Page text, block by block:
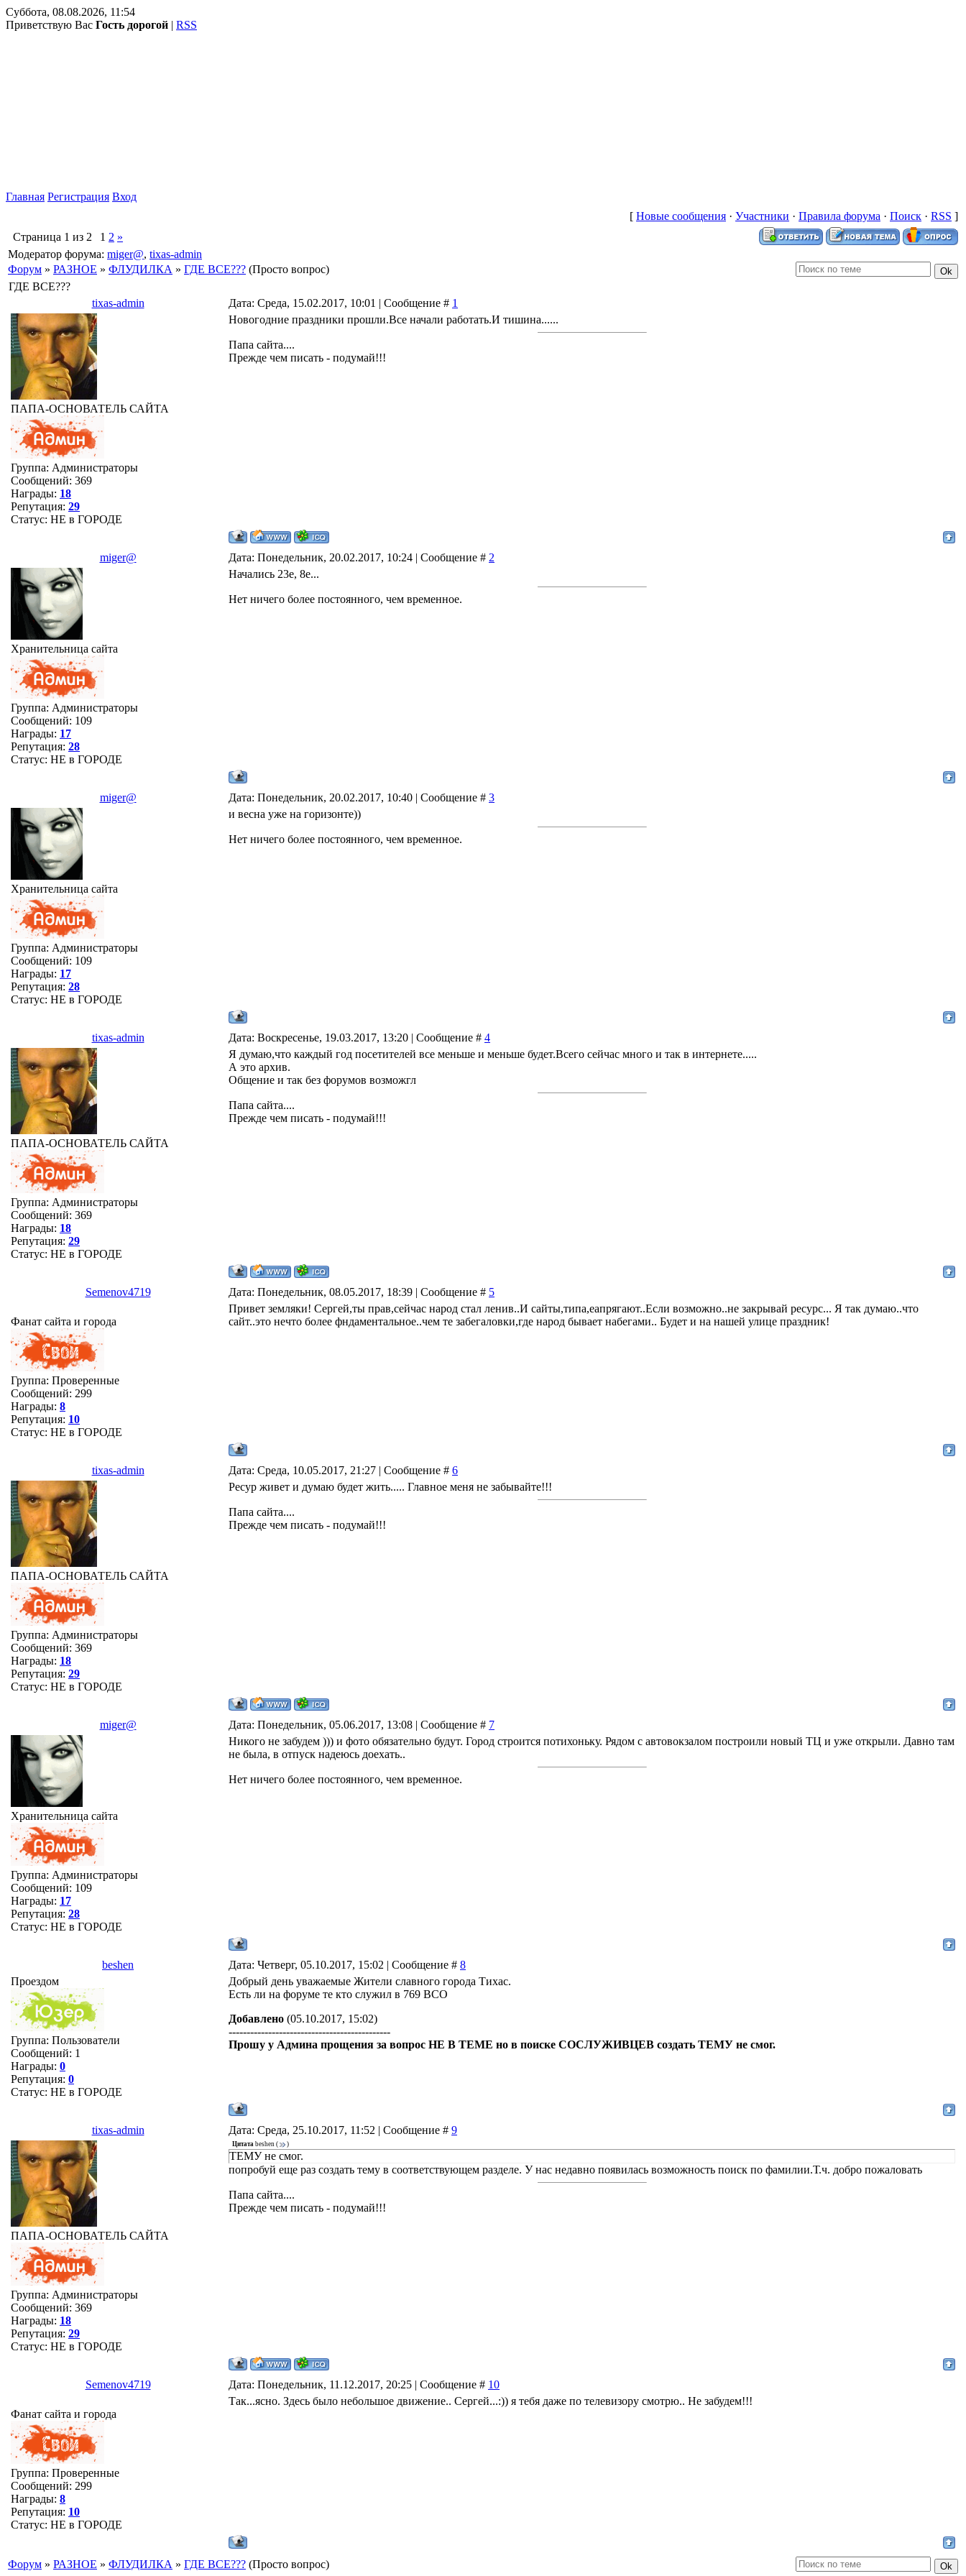
Суббота, 08.08.2026, 11:54
Приветствую Вас Гость дорогой | RSS
Главная Регистрация Вход
[ Новые сообщения · Участники · Правила форума · Поиск · RSS ]
Страница 1 из 2 1 2 »
Модератор форума: miger@, tixas-admin
Форум » РАЗНОЕ » ФЛУДИЛКА » ГДЕ ВСЕ??? (Просто вопрос)
ГДЕ ВСЕ???
tixas-admin
Дата: Среда, 15.02.2017, 10:01 | Сообщение # 1
ПАПА-ОСНОВАТЕЛЬ САЙТА
Группа: Администраторы
Сообщений: 369
Награды: 18
Репутация: 29
Статус: НЕ в ГОРОДЕ
Новогодние праздники прошли.Все начали работать.И тишина......
Папа сайта....
Прежде чем писать - подумай!!!
miger@ Дата: Понедельник, 20.02.2017, 10:24 | Сообщение # 2
Хранительница сайта
Группа: Администраторы
Сообщений: 109
Награды: 17
Репутация: 28
Статус: НЕ в ГОРОДЕ
Начались 23е, 8е...
Нет ничего более постоянного, чем временное.
miger@ Дата: Понедельник, 20.02.2017, 10:40 | Сообщение # 3
Хранительница сайта
Группа: Администраторы
Сообщений: 109
Награды: 17
Репутация: 28
Статус: НЕ в ГОРОДЕ
и весна уже на горизонте))
Нет ничего более постоянного, чем временное.
tixas-admin Дата: Воскресенье, 19.03.2017, 13:20 | Сообщение # 4
ПАПА-ОСНОВАТЕЛЬ САЙТА
Группа: Администраторы
Сообщений: 369
Награды: 18
Репутация: 29
Статус: НЕ в ГОРОДЕ
Я думаю,что каждый год посетителей все меньше и меньше будет.Всего сейчас много и так в интернете.....
А это архив.
Общение и так без форумов возможгл
Папа сайта....
Прежде чем писать - подумай!!!
Semenov4719 Дата: Понедельник, 08.05.2017, 18:39 | Сообщение # 5
Фанат сайта и города
Группа: Проверенные
Сообщений: 299
Награды: 8
Репутация: 10
Статус: НЕ в ГОРОДЕ
Привет земляки! Сергей,ты прав,сейчас народ стал ленив..И сайты,типа,еапрягают..Если возможно..не закрывай ресурс... Я так думаю..что
сайт..это нечто более фндаментальное..чем те забегаловки,где народ бывает набегами.. Будет и на нашей улице праздник!
tixas-admin Дата: Среда, 10.05.2017, 21:27 | Сообщение # 6
ПАПА-ОСНОВАТЕЛЬ САЙТА
Группа: Администраторы
Сообщений: 369
Награды: 18
Репутация: 29
Статус: НЕ в ГОРОДЕ
Ресур живет и думаю будет жить..... Главное меня не забывайте!!!
Папа сайта....
Прежде чем писать - подумай!!!
miger@ Дата: Понедельник, 05.06.2017, 13:08 | Сообщение # 7
Хранительница сайта
Группа: Администраторы
Сообщений: 109
Награды: 17
Репутация: 28
Статус: НЕ в ГОРОДЕ
Никого не забудем ))) и фото обязательно будут. Город строится потихоньку. Рядом с автовокзалом построили новый ТЦ и уже открыли. Давно там
не была, в отпуск надеюсь доехать..
Нет ничего более постоянного, чем временное.
beshen Дата: Четверг, 05.10.2017, 15:02 | Сообщение # 8
Проездом
Группа: Пользователи
Сообщений: 1
Награды: 0
Репутация: 0
Статус: НЕ в ГОРОДЕ
Добрый день уважаемые Жители славного города Тихас.
Есть ли на форуме те кто служил в 769 ВСО
Добавлено (05.10.2017, 15:02)
---------------------------------------------
Прошу у Админа прощения за вопрос НЕ В ТЕМЕ но в поиске СОСЛУЖИВЦЕВ создать ТЕМУ не смог.
tixas-admin Дата: Среда, 25.10.2017, 11:52 | Сообщение # 9
ПАПА-ОСНОВАТЕЛЬ САЙТА
Группа: Администраторы
Сообщений: 369
Награды: 18
Репутация: 29
Статус: НЕ в ГОРОДЕ
Цитата beshen ( )
ТЕМУ не смог.
попробуй еще раз создать тему в соответствующем разделе. У нас недавно появилась возможность поиск по фамилии.Т.ч. добро пожаловать
Папа сайта....
Прежде чем писать - подумай!!!
Semenov4719 Дата: Понедельник, 11.12.2017, 20:25 | Сообщение # 10
Фанат сайта и города
Группа: Проверенные
Сообщений: 299
Награды: 8
Репутация: 10
Статус: НЕ в ГОРОДЕ
Так...ясно. Здесь было небольшое движение.. Сергей...:)) я тебя даже по телевизору смотрю.. Не забудем!!!
Форум » РАЗНОЕ » ФЛУДИЛКА » ГДЕ ВСЕ??? (Просто вопрос)